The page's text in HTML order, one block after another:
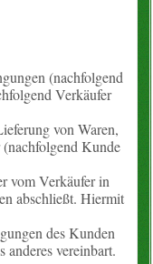
(nachfolgend
Verkäufer
von Waren,
Kunde
Verkäufer in
abschließt. Hiermit
des Kunden
anderes vereinbart.